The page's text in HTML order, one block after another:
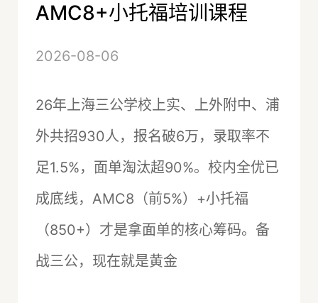
AMC8+小托福培训课程
2026-08-06
26年上海三公学校上实、上外附中、浦
外共招930人，报名破6万，录取率不
足1.5%，面单淘汰超90%。校内全优已
成底线，AMC8（前5%）+小托福
（850+）才是拿面单的核心筹码。备
战三公，现在就是黄金